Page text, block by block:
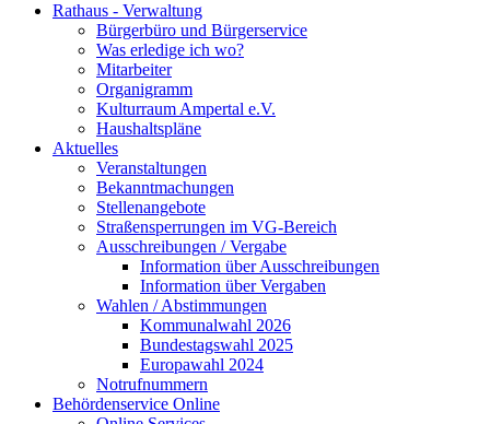
Rathaus - Verwaltung
Bürgerbüro und Bürgerservice
Was erledige ich wo?
Mitarbeiter
Organigramm
Kulturraum Ampertal e.V.
Haushaltspläne
Aktuelles
Veranstaltungen
Bekanntmachungen
Stellenangebote
Straßensperrungen im VG-Bereich
Ausschreibungen / Vergabe
Information über Ausschreibungen
Information über Vergaben
Wahlen / Abstimmungen
Kommunalwahl 2026
Bundestagswahl 2025
Europawahl 2024
Notrufnummern
Behördenservice Online